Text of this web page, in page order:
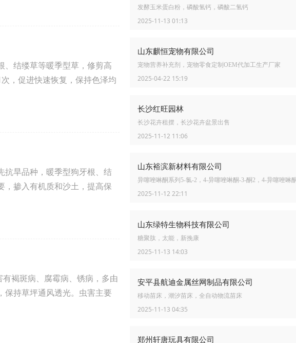
、结缕草等暖季型草，修剪高
，促进快速恢复，保持色泽均
抗旱品种，暖季型狗牙根、结
，掺入有机质和沙土，提高保
褐斑病、腐霉病、锈病，多由
保持草坪通风透光。虫害主要
发酵玉米蛋白粉，磷酸氢钙，磷酸二氢钙
2025-11-13 01:13
山东麒恒宠物有限公司
宠物营养补充剂，宠物零食定制OEM代加工生产厂家
2025-04-22 15:19
长沙红旺园林
长沙花卉租摆，长沙花卉盆景出售
2025-11-12 11:06
山东裕滨新材料有限公司
异噻唑啉酮系列5-氯-2，4-异噻唑啉酮-3-酮2，4-异噻唑啉
2025-11-12 22:11
山东绿特生物科技有限公司
糖聚肽，太能，新挽康
2025-11-13 14:03
安平县航迪金属丝网制品有限公司
移动苗床，潮汐苗床，全自动物流苗床
2025-11-13 04:35
郑州轩唐玩具有限公司